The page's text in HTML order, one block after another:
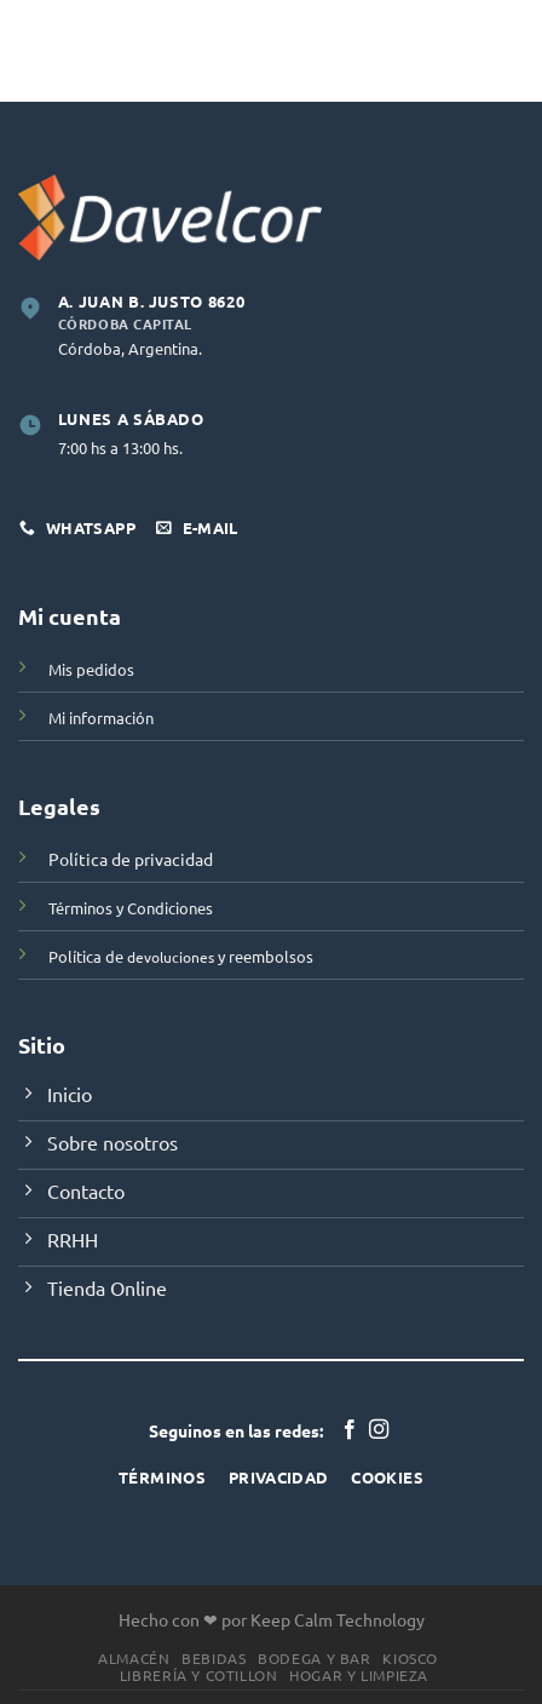
A. JUAN B. JUSTO 8620
CÓRDOBA CAPITAL
Córdoba, Argentina.
LUNES A SÁBADO
7:00 hs a 13:00 hs.
WHATSAPP E-MAIL
Mi cuenta
Mis pedidos
Mi información
Legales
Política de privacidad
Términos y Condiciones
Política dedevolucionesy reembolsos
Sitio
Inicio
Sobre nosotros
Contacto
RRHH
Tienda Online
Seguinos en las redes:
TÉRMINOS PRIVACIDAD COOKIES
Hecho con ❤ por Keep Calm Technology
ALMACÉN BEBIDAS BODEGA Y BAR
KIOSCO
LIBRERÍA Y COTILLON
HOGAR Y LIMPIEZA